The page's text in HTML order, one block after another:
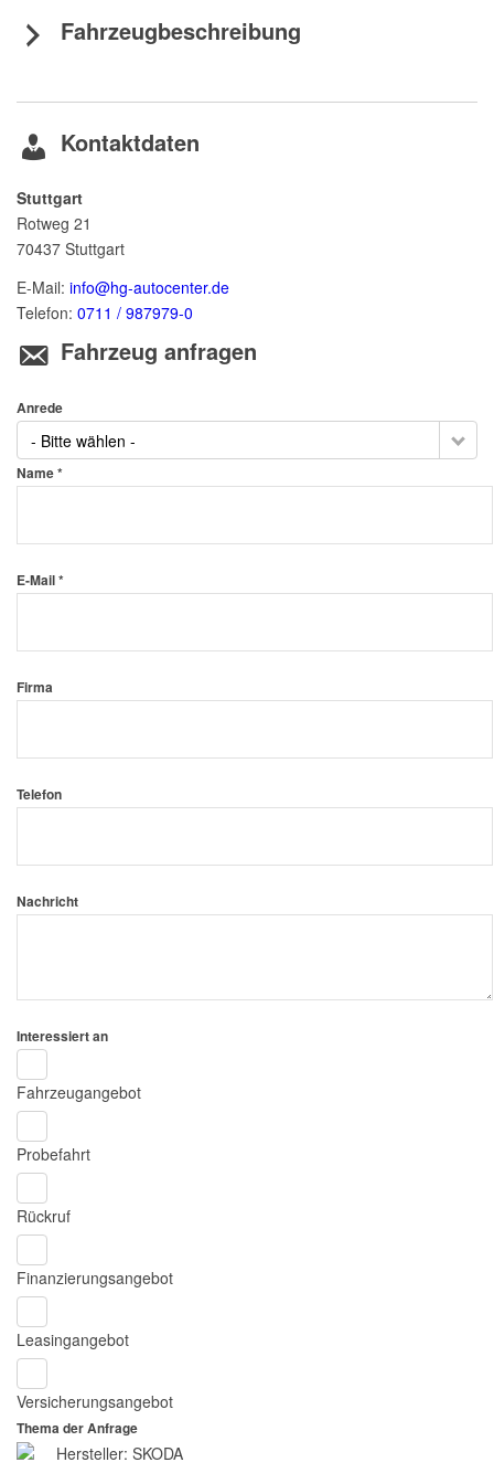
Fahrzeugbeschreibung
Kontaktdaten
Stuttgart
Rotweg 21
70437 Stuttgart
E-Mail: info@hg-autocenter.de
Telefon: 0711 / 987979-0
Fahrzeug anfragen
Anrede
- Bitte wählen -
Name *
E-Mail *
Firma
Telefon
Nachricht
Interessiert an
Fahrzeugangebot
Probefahrt
Rückruf
Finanzierungsangebot
Leasingangebot
Versicherungsangebot
Thema der Anfrage
Hersteller: SKODA